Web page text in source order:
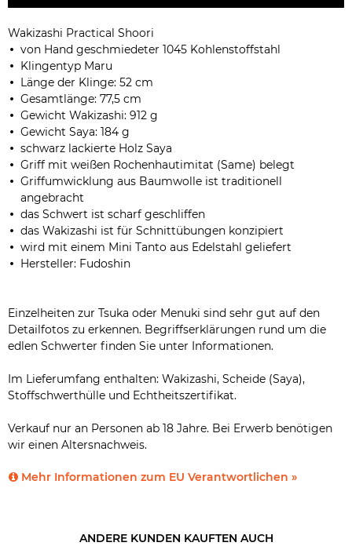
Wakizashi Practical Shoori
von Hand geschmiedeter 1045 Kohlenstoffstahl
Klingentyp Maru
Länge der Klinge: 52 cm
Gesamtlänge: 77,5 cm
Gewicht Wakizashi: 912 g
Gewicht Saya: 184 g
schwarz lackierte Holz Saya
Griff mit weißen Rochenhautimitat (Same) belegt
Griffumwicklung aus Baumwolle ist traditionell
angebracht
das Schwert ist scharf geschliffen
das Wakizashi ist für Schnittübungen konzipiert
wird mit einem Mini Tanto aus Edelstahl geliefert
Hersteller: Fudoshin
Einzelheiten zur Tsuka oder Menuki sind sehr gut auf den
Detailfotos zu erkennen. Begriffserklärungen rund um die
edlen Schwerter finden Sie unter Informationen.
Im Lieferumfang enthalten: Wakizashi, Scheide (Saya),
Stoffschwerthülle und Echtheitszertifikat.
Verkauf nur an Personen ab 18 Jahre. Bei Erwerb benötigen
wir einen Altersnachweis.
Mehr Informationen zum EU Verantwortlichen »
ANDERE KUNDEN KAUFTEN AUCH